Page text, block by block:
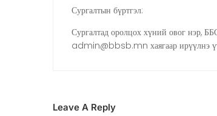
Сургалтын бүртгэл:
Сургалтад оролцох хүний овог нэр,
admin@bbsb.mn хаягаар ирүүлнэ
Leave A Reply